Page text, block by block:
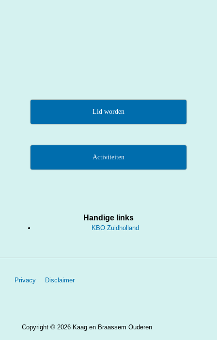
Lid worden
Activiteiten
Handige links
KBO Zuidholland
Footer
Privacy Disclaimer
Copyright © 2026 Kaag en Braassem Ouderen